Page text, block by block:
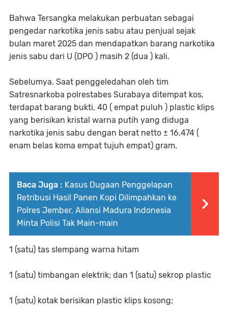
Bahwa Tersangka melakukan perbuatan sebagai
pengedar narkotika jenis sabu atau penjual sejak
bulan maret 2025 dan mendapatkan barang narkotika
jenis sabu dari U (DPO ) masih 2 (dua ) kali.
Sebelumya. Saat penggeledahan oleh tim
Satresnarkoba polrestabes Surabaya ditempat kos,
terdapat barang bukti, 40 ( empat puluh ) plastic klips
yang berisikan kristal warna putih yang diduga
narkotika jenis sabu dengan berat netto ± 16,474 (
enam belas koma empat tujuh empat) gram.
Baca Juga : Kasus Dugaan Penggelapan
Retribusi Hasil Panen Kopi Dilimpahkan ke
Polres Jember, Aliansi Madura Indonesia
Minta Polisi Tak Main-main
1 (satu) tas slempang warna hitam
1 (satu) timbangan elektrik; dan 1 (satu) sekrop plastic
1 (satu) kotak berisikan plastic klips kosong;